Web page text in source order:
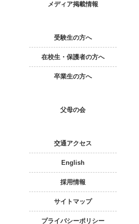
メディア掲載情報
受験生の方へ
在校生・保護者の方へ
卒業生の方へ
父母の会
交通アクセス
English
採用情報
サイトマップ
プライバシーポリシー